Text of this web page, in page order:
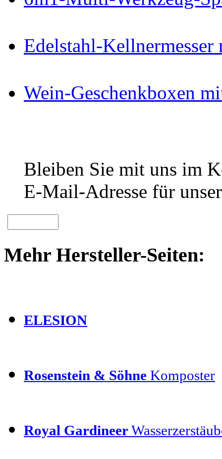
Edelstahl-
Wein-Geschenkboxen
Bleiben Sie mit uns im
E-Mail-Adresse für
Mehr Hersteller-Seiten:
ELESION
Rosenstein & Söhne Komposter
Royal Gardineer